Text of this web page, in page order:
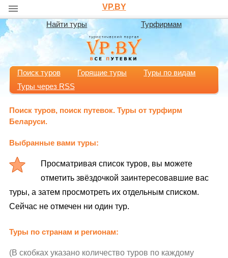
VP.BY
Найти туры Турфирмам
Поиск туров Горящие туры
Туры по видам
Туры через RSS
Поиск туров, поиск путевок. Туры от турфирм
Беларуси.
Выбранные вами туры:
Просматривая список туров, вы можете
отметить звёздочкой заинтересовавшие вас
туры, а затем просмотреть их отдельным списком.
Сейчас не отмечен ни один тур.
Туры по странам и регионам:
(В скобках указано количество туров по каждому